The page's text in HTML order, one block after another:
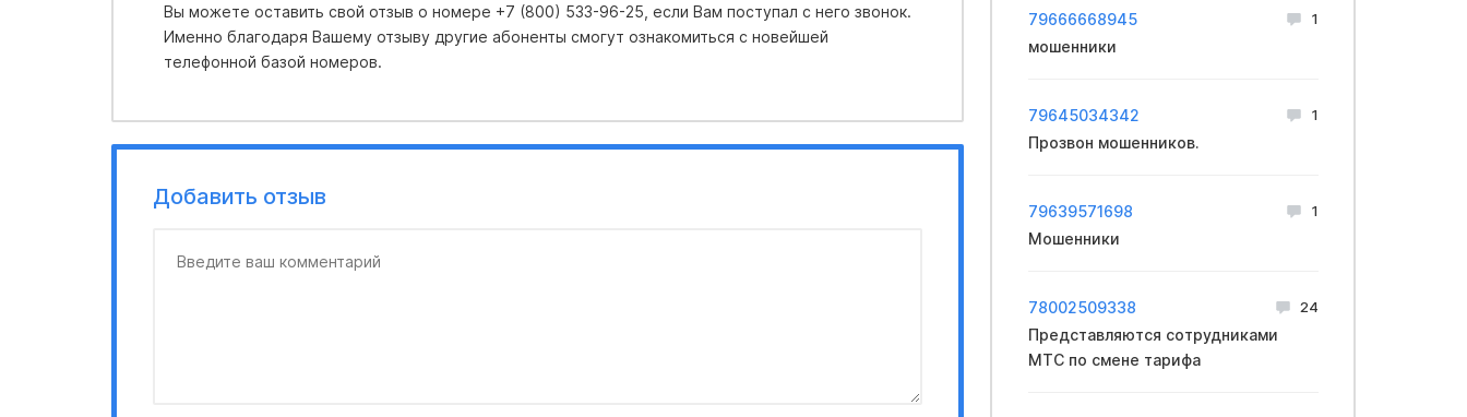
Вы можете оставить свой отзыв о номере +7 (800) 533-96-25, если Вам поступал с него звонок.
Именно благодаря Вашему отзыву другие абоненты смогут ознакомиться с новейшей
телефонной базой номеров.
Добавить отзыв
79666668945 1
мошенники
79645034342 1
Прозвон мошенников.
79639571698 1
Мошенники
78002509338 24
Представляются сотрудниками
МТС по смене тарифа